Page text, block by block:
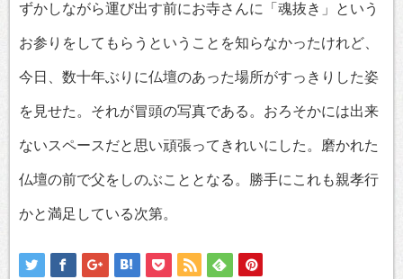
ずかしながら運び出す前にお寺さんに「魂抜き」という
お参りをしてもらうということを知らなかったけれど、
今日、数十年ぶりに仏壇のあった場所がすっきりした姿
を見せた。それが冒頭の写真である。おろそかには出来
ないスペースだと思い頑張ってきれいにした。磨かれた
仏壇の前で父をしのぶこととなる。勝手にこれも親孝行
かと満足している次第。